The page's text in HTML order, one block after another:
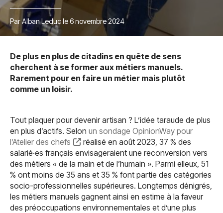
Par Alban Leduc le 6 novembre 2024
De plus en plus de citadins en quête de sens
cherchent à se former aux métiers manuels.
Rarement pour en faire un métier mais plutôt
comme un loisir.
Tout plaquer pour devenir artisan ? L’idée taraude de plus
en plus d’actifs. Selon un sondage OpinionWay pour
l’Atelier des chefs
réalisé en août 2023, 37 % des
salarié·es français envisageraient une reconversion vers
des métiers « de la main et de l’humain ». Parmi elleux, 51
% ont moins de 35 ans et 35 % font partie des catégories
socio-professionnelles supérieures. Longtemps dénigrés,
les métiers manuels gagnent ainsi en estime à la faveur
des préoccupations environnementales et d’une plus